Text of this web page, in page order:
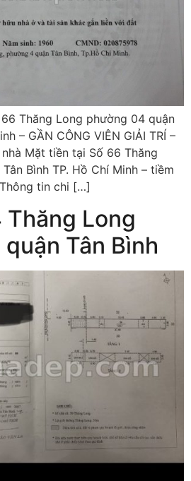
Thăng Long phường 04 quận
– GẦN CÔNG VIÊN GIẢI TRÍ –
Mặt tiền tại Số 66 Thăng
Bình TP. Hồ Chí Minh – tiềm
tin chi […]
Thăng Long
Tân Bình